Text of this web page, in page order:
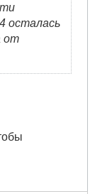
осталась
от